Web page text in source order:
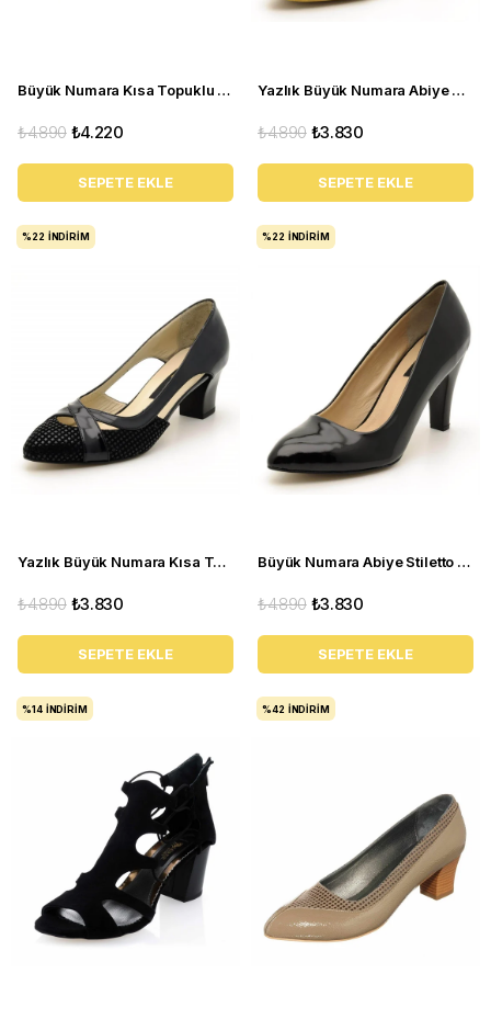
Büyük Numara Kısa Topuklu Kadın Stiletto KDR1308 Siyah
₺4.220
₺4.890
SEPETE EKLE
Yazlık Büyük Numara Abiye Stiletto Ayakkabı 2030 Bej
₺3.830
₺4.890
SEPETE EKLE
Yazlık Büyük Numara Kısa Topuklu Kadın Stiletto 5389 siyah
₺3.830
₺4.890
SEPETE EKLE
%22 İNDIRIM
Büyük Numara Abiye Stiletto 1071 Siyah Rugan
₺3.830
₺4.890
SEPETE EKLE
%22 İNDIRIM
%14 İNDIRIM %42 İNDIRIM